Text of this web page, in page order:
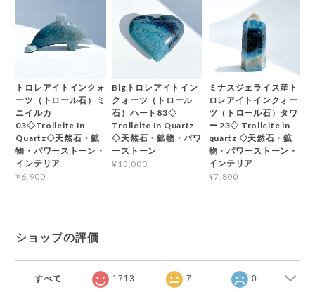
トロレアイトインクォ
ーツ（トロール石）ミ
ニイルカ
03◇Trolleite In
Quartz◇天然石・鉱
物・パワーストーン・
インテリア
¥6,900
Bigトロレアイトイン
クォーツ（トロール
石）ハート83◇
Trolleite In Quartz
◇天然石・鉱物・パワ
ーストーン
¥13,000
ミナスジェライス産ト
ロレアイトインクォー
ツ（トロール石）タワ
ー 23◇ Trolleite in
quartz ◇天然石・鉱
物・パワーストーン・
インテリア
¥7,800
ショップの評価
すべて 1713 7 0